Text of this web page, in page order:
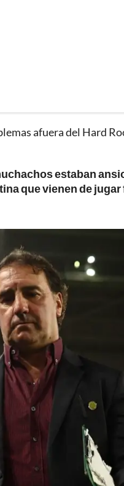
afuera del Hard
estaban
que vienen de jugar